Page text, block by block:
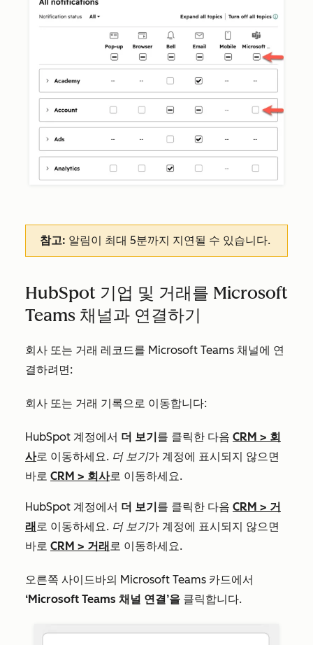
참고: 알림이 최대 5분까지 지연될 수 있습니다.
HubSpot 기업 및 거래를 Microsoft
Teams 채널과 연결하기
회사 또는 거래 레코드를 Microsoft Teams 채널에 연
결하려면:
회사 또는 거래 기록으로 이동합니다:
HubSpot 계정에서 더 보기를 클릭한 다음 CRM > 회
사로 이동하세요. 더 보기가 계정에 표시되지 않으면
바로 CRM > 회사로 이동하세요.
HubSpot 계정에서 더 보기를 클릭한 다음 CRM > 거
래 로 이동하세요. 더 보기가 계정에 표시되지 않으면
바로 CRM > 거래 로 이동하세요.
오른쪽 사이드바의 Microsoft Teams 카드에서
‘Microsoft Teams 채널 연결’을 클릭합니다.